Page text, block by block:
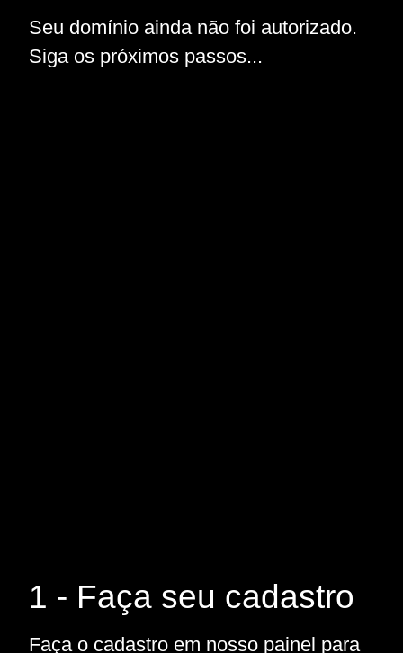
Seu domínio ainda não foi autorizado.
Siga os próximos passos...
1 - Faça seu cadastro
Faça o cadastro em nosso painel para